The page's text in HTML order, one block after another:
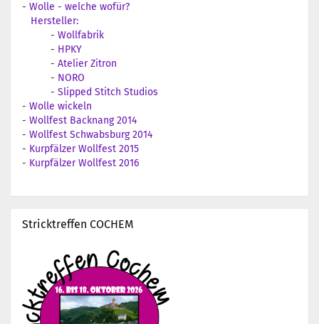
- Wolle - welche wofür?
Hersteller:
- Wollfabrik
- HPKY
- Atelier Zitron
- NORO
- Slipped Stitch Studios
- Wolle wickeln
- Wollfest Backnang 2014
- Wollfest Schwabsburg 2014
- Kurpfälzer Wollfest 2015
- Kurpfälzer Wollfest 2016
Stricktreffen COCHEM